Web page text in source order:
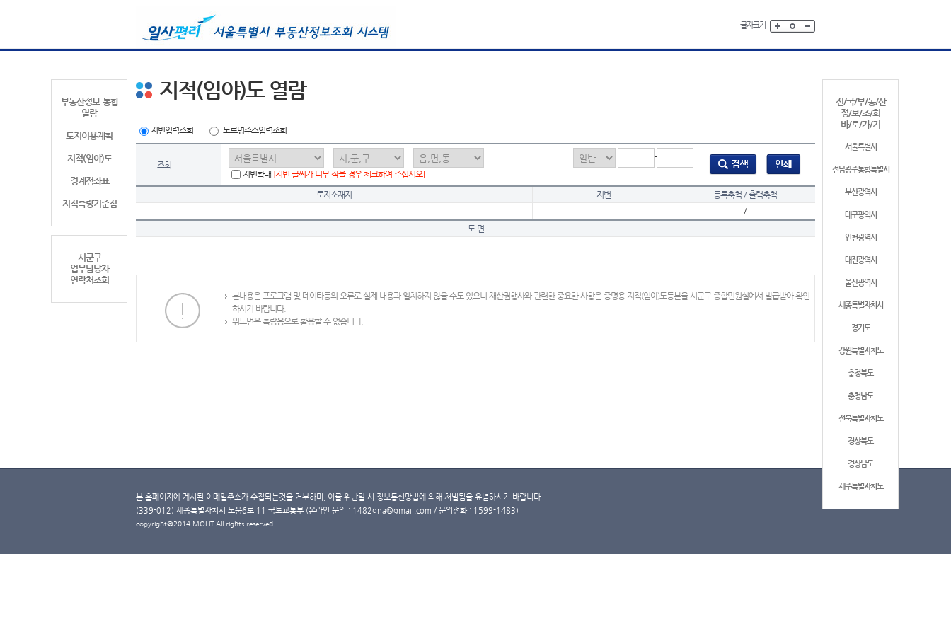
글자크기
부동산정보 통합
열람
토지이용계획
지적(임야)도
경계점좌표
지적측량기준점
시군구
업무담당자
연락처조회
전/국/부/동/산
정/보/조/회
바/로/가/기
서울특별시
전남광주통합특별시
부산광역시
대구광역시
인천광역시
대전광역시
울산광역시
세종특별자치시
경기도
강원특별자치도
충청북도
충청남도
전북특별자치도
경상북도
경상남도
제주특별자치도
지적(임야)도 열람
지번입력조회 도로명주소입력조회
조회
-
지번확대 [지번 글씨가 너무 작을 경우 체크하여 주십시오]
토지소재지 지번
등록축척 / 출력축척
/
도 면
본내용은 프로그램 및 데이타등의 오류로 실제 내용과 일치하지 않을 수도 있으니 재산권행사와 관련한 중요한 사항은 증명용 지적(임야)도등본을 시군구 종합민원실에서 발급받아 확인
하시기 바랍니다.
위도면은 측량용으로 활용할 수 없습니다.
본 홈페이지에 게시된 이메일주소가 수집되는것을 거부하며, 이를 위반할 시 정보통신망법에 의해 처벌됨을 유념하시기 바랍니다.
(339-012) 세종특별자치시 도움6로 11 국토교통부 (온라인 문의 : 1482qna@gmail.com / 문의전화 : 1599-1483)
copyright@2014 MOLIT All rights reserved.